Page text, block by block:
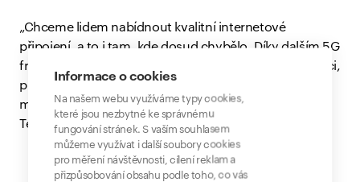
„Chceme lidem nabídnout kvalitní internetové
připojení, a to i tam, kde dosud chybělo. Díky dalším 5G
frekvencím, které jsme úspěšně vydražili v loňské aukci,
plánujeme navíc v blízké budoucnosti vstoupit i na
mobilní trh,“ říká Jan Čornej, výkonný ředitel Nordic
Telecomu.
Informace o cookies
Na našem webu využíváme typy cookies,
které jsou nezbytné ke správnému
fungování stránek. S vaším souhlasem
můžeme využívat i další soubory cookies
pro měření návštěvnosti, cílení reklam a
přizpůsobování obsahu podle toho, co vás